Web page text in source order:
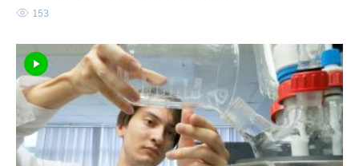
153